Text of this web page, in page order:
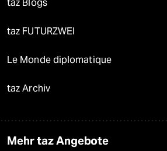
taz Blogs
taz FUTURZWEI
Le Monde diplomatique
taz Archiv
Mehr taz Angebote